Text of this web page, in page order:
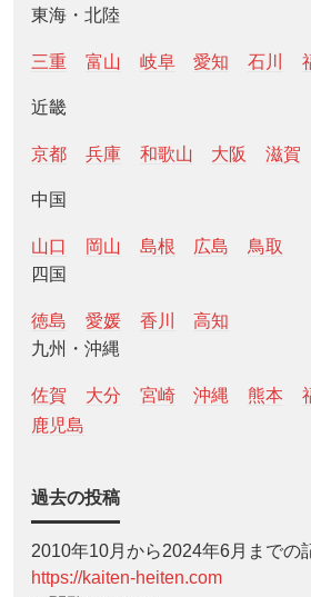
東海・北陸
三重 富山 岐阜 愛知 石川
近畿
京都 兵庫 和歌山 大阪 滋賀
中国
山口 岡山 島根 広島
鳥取
四国
徳島 愛媛 香川
高知
九州・沖縄
佐賀 大分 宮崎 沖縄 熊本
鹿児島
過去の投稿
2010年10月から2024年6月までの
https://kaiten-heiten.com